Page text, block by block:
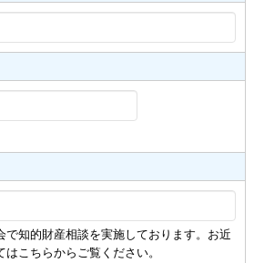
で知的財産相談を実施しております。お近
こちらからご覧ください。